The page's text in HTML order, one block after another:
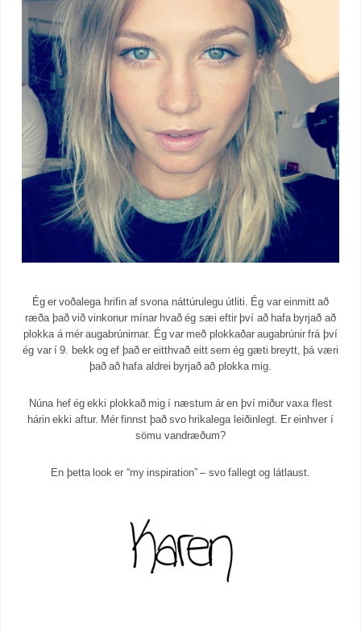
Ég er voðalega hrifin af svona náttúrulegu útliti. Ég var einmitt að
ræða það við vinkonur mínar hvað ég sæi eftir því að hafa byrjað að
plokka á mér augabrúnirnar. Ég var með plokkaðar augabrúnir frá því
ég var í 9. bekk og ef það er eitthvað eitt sem ég gæti breytt, þá væri
það að hafa aldrei byrjað að plokka mig.
Núna hef ég ekki plokkað mig í næstum ár en því miður vaxa flest
hárin ekki aftur. Mér finnst það svo hrikalega leiðinlegt. Er einhver í
sömu vandræðum?
En þetta look er “my inspiration” – svo fallegt og látlaust.